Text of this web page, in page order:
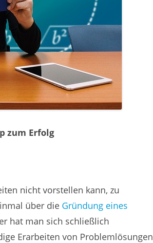
zum Erfolg
nicht vorstellen kann, zu
über die Gründung eines
hat man sich schließlich
Erarbeiten von Problemlösungen